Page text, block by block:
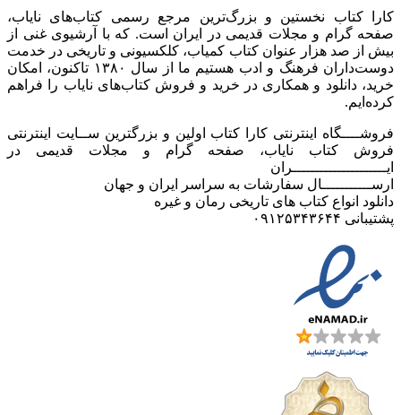
کارا کتاب نخستین و بزرگ‌ترین مرجع رسمی کتاب‌های نایاب،
صفحه گرام و مجلات قدیمی در ایران است. که با آرشیوی غنی از
بیش از صد هزار عنوان کتاب کمیاب، کلکسیونی و تاریخی در خدمت
دوست‌داران فرهنگ و ادب هستیم ما از سال ۱۳۸۰ تاکنون، امکان
خرید، دانلود و همکاری در خرید و فروش کتاب‌های نایاب را فراهم
کرده‌ایم.
فروشــــگاه اینترنتی کارا کتاب اولین و بزرگترین ســایت اینترنتی
فروش کتاب نایاب، صفحه گرام و مجلات قدیمی در
ایـــــــــــــــــــــران
ارســـــــــــال سفارشات به سراسر ایران و جهان
دانلود انواع کتاب های تاریخی رمان و غیره
پشتیبانی ۰۹۱۲۵۳۴۳۶۴۴